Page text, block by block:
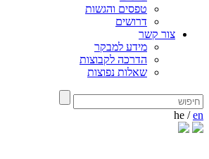
טפסים והגשות
דרושים
צור קשר
מידע למבקר
הדרכה לקבוצות
שאלות נפוצות
he /en